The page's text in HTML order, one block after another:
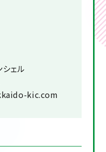
ェル
kic.com